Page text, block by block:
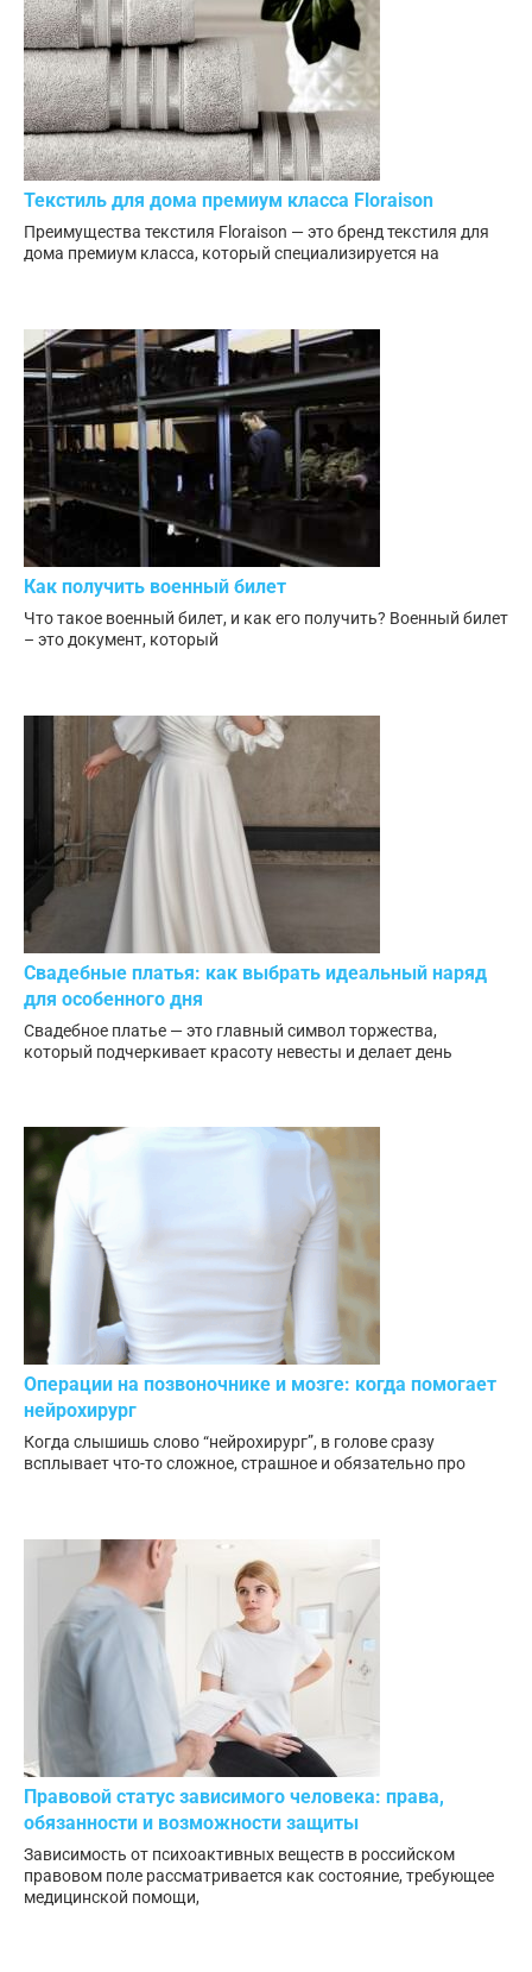
Текстиль для дома премиум класса Floraison
Преимущества текстиля Floraison — это бренд текстиля для
дома премиум класса, который специализируется на
Как получить военный билет
Что такое военный билет, и как его получить? Военный билет
– это документ, который
Свадебные платья: как выбрать идеальный наряд
для особенного дня
Свадебное платье — это главный символ торжества,
который подчеркивает красоту невесты и делает день
Операции на позвоночнике и мозге: когда помогает
нейрохирург
Когда слышишь слово “нейрохирург”, в голове сразу
всплывает что-то сложное, страшное и обязательно про
Правовой статус зависимого человека: права,
обязанности и возможности защиты
Зависимость от психоактивных веществ в российском
правовом поле рассматривается как состояние, требующее
медицинской помощи,